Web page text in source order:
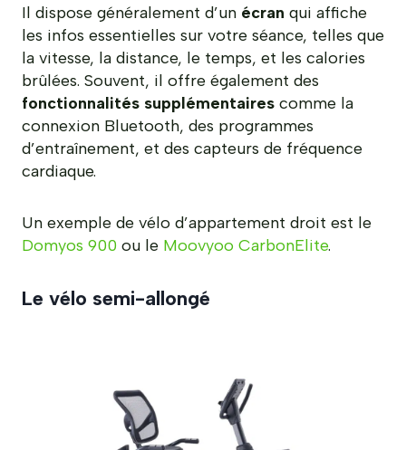
Il dispose généralement d’un écran qui affiche
les infos essentielles sur votre séance, telles que
la vitesse, la distance, le temps, et les calories
brûlées. Souvent, il offre également des
fonctionnalités supplémentaires comme la
connexion Bluetooth, des programmes
d’entraînement, et des capteurs de fréquence
cardiaque.
Un exemple de vélo d’appartement droit est le
Domyos 900 ou le Moovyoo CarbonElite.
Le vélo semi-allongé